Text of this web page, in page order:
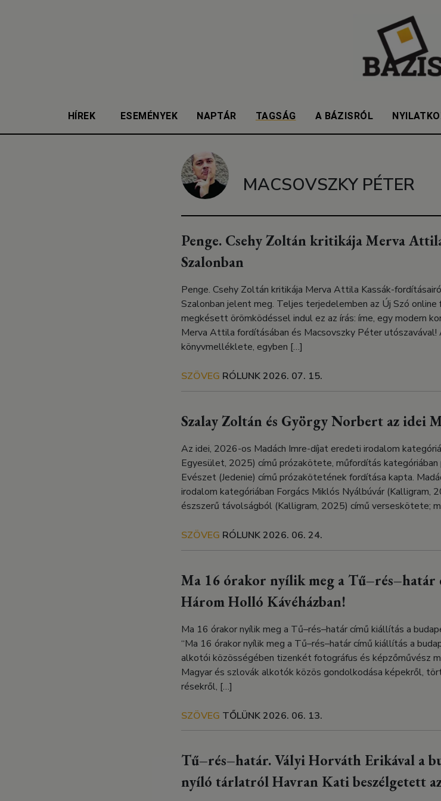
HÍREK ESEMÉNYEK NAPTÁR TAGSÁG A BÁZISRÓL
MACSOVSZKY PÉTER
Penge. Csehy Zoltán kritikája Merva
Szalonban
Penge. Csehy Zoltán kritikája Merva Attila Kassák-
Szalonban jelent meg. Teljes terjedelemben az Új Szó
megkésett örömködéssel indul ez az írás: íme, egy modern
Merva Attila fordításában és Macsovszky Péter
könyvmelléklete, egyben […]
SZÖVEG RÓLUNK2026. 07. 15.
Szalay Zoltán és György Norbert az idei
Az idei, 2026-os Madách Imre-díjat eredeti irodalom
Egyesület, 2025) című prózakötete, műfordítás
Evészet (Jedenie) című prózakötetének fordítása kapta.
irodalom kategóriában Forgács Miklós Nyálbúvár (Kalligram,
észszerű távolságból (Kalligram, 2025) című verseskötete;
SZÖVEG RÓLUNK2026. 06. 24.
Ma 16 órakor nyílik meg a Tű–rés–határ
Három Holló Kávéházban!
Ma 16 órakor nyílik meg a Tű–rés–határ című kiállítás a
“Ma 16 órakor nyílik meg a Tű–rés–határ című kiállítás a
alkotói közösségében tizenkét fotográfus és képzőművész
Magyar és szlovák alkotók közös gondolkodása képekről,
résekről, […]
SZÖVEG TŐLÜNK2026. 06. 13.
Tű–rés–határ. Vályi Horváth Erikával a
nyíló tárlatról Havran Kati beszélgetett